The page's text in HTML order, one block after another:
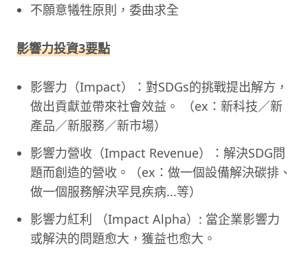
不願意犧牲原則，委曲求全
影響力投資3要點
影響力（Impact）：對SDGs的挑戰提出解方，
做出貢獻並帶來社會效益。 （ex：新科技／新
產品／新服務／新市場）
影響力營收（Impact Revenue）：解決SDG問
題而創造的營收。（ex：做一個設備解決碳排、
做一個服務解決罕見疾病...等）
影響力紅利 （Impact Alpha）: 當企業影響力
或解決的問題愈大，獲益也愈大。